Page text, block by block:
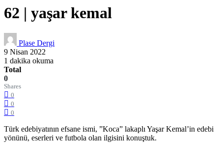
62 | yaşar kemal
Plase Dergi
9 Nisan 2022
1 dakika okuma
Total
0
Shares
0
0
0
Türk edebiyatının efsane ismi, ”Koca” lakaplı Yaşar Kemal’in edebi
yönünü, eserleri ve futbola olan ilgisini konuştuk.